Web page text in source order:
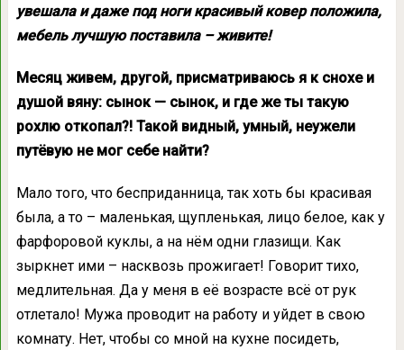
увешала и даже под ноги красивый ковер положила,
мебель лучшую поставила – живите!
Месяц живем, другой, присматриваюсь я к снохе и
душой вяну: сынок — сынок, и где же ты такую
рохлю откопал?! Такой видный, умный, неужели
путёвую не мог себе найти?
Мало того, что бесприданница, так хоть бы красивая
была, а то – маленькая, щупленькая, лицо белое, как у
фарфоровой куклы, а на нём одни глазищи. Как
зыркнет ими – насквозь прожигает! Говорит тихо,
медлительная. Да у меня в её возрасте всё от рук
отлетало! Мужа проводит на работу и уйдет в свою
комнату. Нет, чтобы со мной на кухне посидеть,